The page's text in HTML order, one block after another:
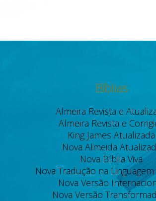
Bíblias
Almeira Revista e
Almeira Revista e
King James Atualizada
Nova Almeida
Nova Bíblia Viva
Nova Tradução na
Nova Versão
Nova Versão